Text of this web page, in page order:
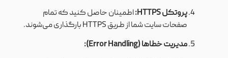
پروتکل HTTPS:
اطمینان حاصل کنید که تمام
صفحات سایت شما از طریق HTTPS بارگذاری می‌شوند.
مدیریت خطاها (Error Handling):